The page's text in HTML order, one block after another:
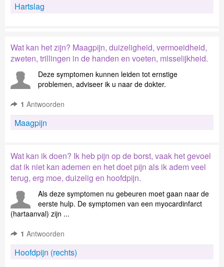
Hartslag
Wat kan het zijn? Maagpijn, duizeligheid, vermoeidheid,
zweten, trillingen in de handen en voeten, misselijkheid.
Deze symptomen kunnen leiden tot ernstige
problemen, adviseer ik u naar de dokter.
1 Antwoorden
Maagpijn
Wat kan ik doen? Ik heb pijn op de borst, vaak het gevoel
dat ik niet kan ademen en het doet pijn als ik adem veel
terug, erg moe, duizelig en hoofdpijn.
Als deze symptomen nu gebeuren moet gaan naar de
eerste hulp. De symptomen van een myocardinfarct
(hartaanval) zijn ...
1 Antwoorden
Hoofdpijn (rechts)